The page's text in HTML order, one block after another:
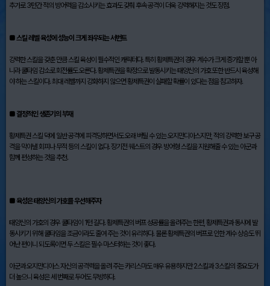
추가로 3턴간 적의 방어력을 감소시키는 효과도 갖춰 후속 공격이 더욱 강력해지는 것도 장점.
■ 스킬 레벨 육성에 성능이 크게 좌우되는 서번트
강력한 스킬을 갖춘 만큼 스킬 육성이 필수적인 캐릭터다. 특히 황제특권의 경우 계수가 크게 증가할 뿐 아
니라 쿨타임 감소로 회전률도 오른다. 황제특권을 확정으로 발동시키는 태양신의 가호 또한 반드시 육성해
야 하는 스킬이다. 최대 레벨까지 강화하지 않으면 황제특권이 실패할 확률이 있다는 점을 참고하자.
■ 결정적인 생존기의 부재
황제특권 스킬 덕에 일반 공격에 피격당하면서도 오래 버틸 수 있는 오지만디아스지만, 적의 강력한 보구 공
격을 막아낼 회피나 무적 등의 스킬이 없다. 장기전 퀘스트의 경우 방어형 스킬을 지원해줄 수 있는 아군과
함께 편성하는 것을 추천.
■ 육성은 태양신의 가호를 우선해주자
태양신의 가호의 경우 쿨타임이 1턴 길다. 황제특권의 버프 성공률을 올려주는 한편, 황제특권과 동시에 발
동시키기 위해 쿨타임을 조금이라도 줄여 주는 것이 유리하다. 물론 황제특권의 버프로 인한 계수 상승도 뛰
어난 편이니 되도록이면 두 스킬은 필수 마스터하는 것이 좋다.
아군과 오지만디아스 자신의 공격력을 올려 주는 카리스마도 매우 유용하지만 2스킬과 3스킬의 중요도가
더 높으니 육성은 세 번째로 두어도 무방하다.